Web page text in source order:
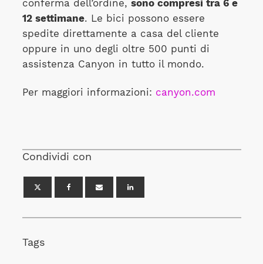
conferma dell’ordine, sono compresi tra 6 e
12 settimane. Le bici possono essere
spedite direttamente a casa del cliente
oppure in uno degli oltre 500 punti di
assistenza Canyon in tutto il mondo.
Per maggiori informazioni: canyon.com
Condividi con
Tags